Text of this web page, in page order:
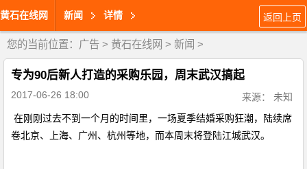
黄石在线网 新闻 详情 返回上页
您的当前位置： 广告 > 黄石在线网 > 新闻 >
专为90后新人打造的采购乐园，周末武汉搞起
2017-06-26 18:00 来源： 未知
在刚刚过去不到一个月的时间里，一场夏季结婚采购狂潮，陆续席
卷北京、上海、广州、杭州等地，而本周末将登陆江城武汉。